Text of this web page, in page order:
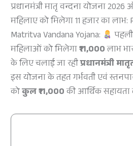
प्रधानमंत्री मातृ वन्दना योजना
महिलाए को मिलेगा 11 हजार का
Matritva Vandana Yojana:
महिलाओं को मिलेगा₹11,000लाभ
के लिए चलाई जा रहीप्रधानमंत्री
इस योजना के तहत गर्भवती एवं
कोकुल ₹11,000की आर्थिक सहायता